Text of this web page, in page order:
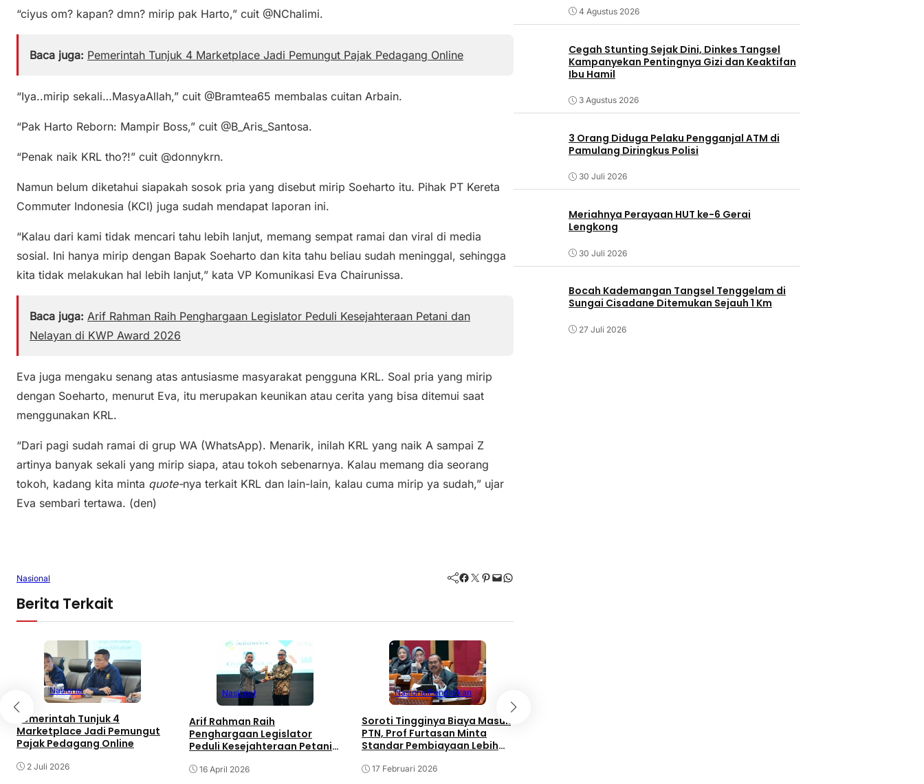
“ciyus om? kapan? dmn? mirip pak Harto,” cuit @NChalimi.
Baca juga: Pemerintah Tunjuk 4 Marketplace Jadi Pemungut Pajak Pedagang Online
“Iya..mirip sekali…MasyaAllah,” cuit @Bramtea65 membalas cuitan Arbain.
“Pak Harto Reborn: Mampir Boss,” cuit @B_Aris_Santosa.
“Penak naik KRL tho?!” cuit @donnykrn.
Namun belum diketahui siapakah sosok pria yang disebut mirip Soeharto itu. Pihak PT Kereta
Commuter Indonesia (KCI) juga sudah mendapat laporan ini.
“Kalau dari kami tidak mencari tahu lebih lanjut, memang sempat ramai dan viral di media
sosial. Ini hanya mirip dengan Bapak Soeharto dan kita tahu beliau sudah meninggal, sehingga
kita tidak melakukan hal lebih lanjut,” kata VP Komunikasi Eva Chairunissa.
Baca juga: Arif Rahman Raih Penghargaan Legislator Peduli Kesejahteraan Petani dan
Nelayan di KWP Award 2026
Eva juga mengaku senang atas antusiasme masyarakat pengguna KRL. Soal pria yang mirip
dengan Soeharto, menurut Eva, itu merupakan keunikan atau cerita yang bisa ditemui saat
menggunakan KRL.
“Dari pagi sudah ramai di grup WA (WhatsApp). Menarik, inilah KRL yang naik A sampai Z
artinya banyak sekali yang mirip siapa, atau tokoh sebenarnya. Kalau memang dia seorang
tokoh, kadang kita minta quote-nya terkait KRL dan lain-lain, kalau cuma mirip ya sudah,” ujar
Eva sembari tertawa. (den)
Nasional Facebook Twitter Pinterest Mail WhatsApp
Berita Terkait
Nasional
Pemerintah Tunjuk 4
Marketplace Jadi Pemungut
Pajak Pedagang Online
2 Juli 2026
Nasional
Arif Rahman Raih
Penghargaan Legislator
Peduli Kesejahteraan Petani
2026
16 April 2026
NasionalPendidikan
Soroti Tingginya Biaya Masuk
PTN, Prof Furtasan Minta
Standar Pembiayaan Lebih
17 Februari 2026
4 Agustus 2026
Cegah Stunting Sejak Dini, Dinkes Tangsel
Kampanyekan Pentingnya Gizi dan Keaktifan
Ibu Hamil
3 Agustus 2026
3 Orang Diduga Pelaku Pengganjal ATM di
Pamulang Diringkus Polisi
30 Juli 2026
Meriahnya Perayaan HUT ke-6 Gerai
Lengkong
30 Juli 2026
Bocah Kademangan Tangsel Tenggelam di
Sungai Cisadane Ditemukan Sejauh 1 Km
27 Juli 2026